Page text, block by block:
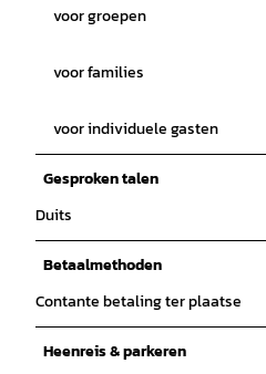
voor groepen
voor families
voor individuele gasten
Gesproken talen
Duits
Betaalmethoden
Contante betaling ter plaatse
Heenreis & parkeren